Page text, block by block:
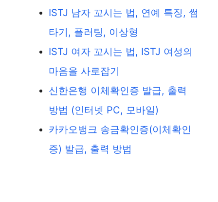
ISTJ 남자 꼬시는 법, 연예 특징, 썸
타기, 플러팅, 이상형
ISTJ 여자 꼬시는 법, ISTJ 여성의
마음을 사로잡기
신한은행 이체확인증 발급, 출력
방법 (인터넷 PC, 모바일)
카카오뱅크 송금확인증(이체확인
증) 발급, 출력 방법